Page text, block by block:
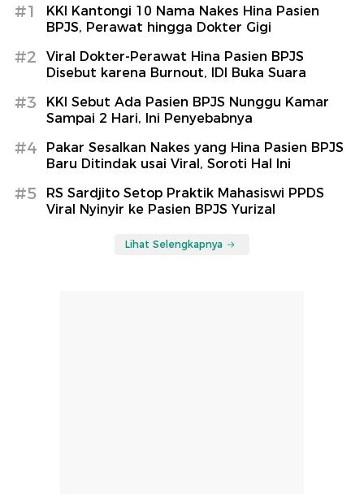
#1
KKI Kantongi 10 Nama Nakes Hina Pasien
BPJS, Perawat hingga Dokter Gigi
#2
Viral Dokter-Perawat Hina Pasien BPJS
Disebut karena Burnout, IDI Buka Suara
#3
KKI Sebut Ada Pasien BPJS Nunggu Kamar
Sampai 2 Hari, Ini Penyebabnya
#4
Pakar Sesalkan Nakes yang Hina Pasien BPJS
Baru Ditindak usai Viral, Soroti Hal Ini
#5
RS Sardjito Setop Praktik Mahasiswi PPDS
Viral Nyinyir ke Pasien BPJS Yurizal
Lihat Selengkapnya